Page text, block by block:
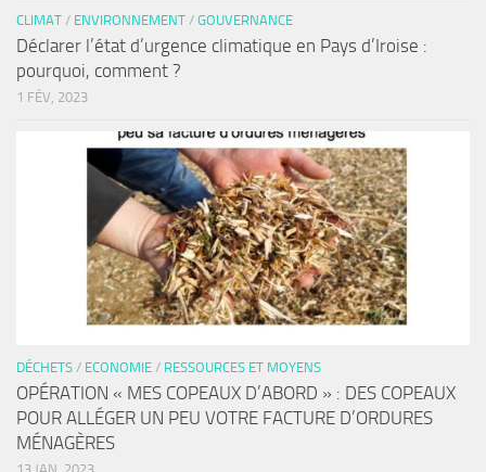
CLIMAT / ENVIRONNEMENT / GOUVERNANCE
Déclarer l’état d’urgence climatique en Pays d’Iroise :
pourquoi, comment ?
1 FÉV, 2023
DÉCHETS / ECONOMIE / RESSOURCES ET MOYENS
OPÉRATION « MES COPEAUX D’ABORD » : DES COPEAUX
POUR ALLÉGER UN PEU VOTRE FACTURE D’ORDURES
MÉNAGÈRES